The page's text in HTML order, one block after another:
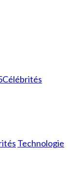
Célébrités
Technologie